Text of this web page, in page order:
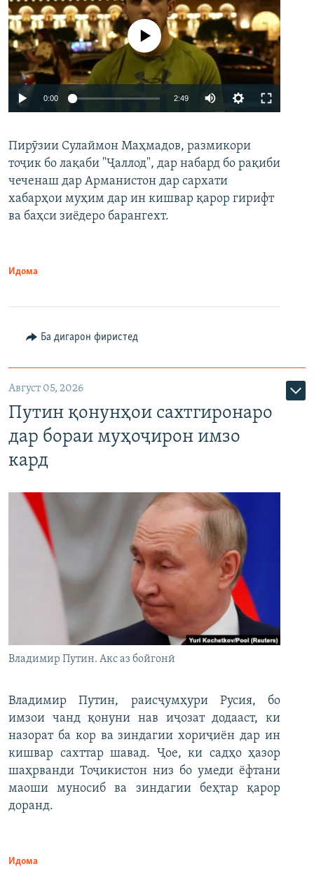
Auto 240p 360p 480p
720p 1080p
Феълан кор намекунад
0:00 2:49
360p
480p
Пирӯзии Сулаймон Маҳмадов, размикори
тоҷик бо лақаби "Ҷаллод", дар набард бо рақиби
чеченаш дар Арманистон дар сархати
хабарҳои муҳим дар ин кишвар қарор гирифт
ва баҳси зиёдеро барангехт.
Идома
Ба дигарон фиристед
Август 05, 2026
Путин қонунҳои сахтгиронаро
дар бораи муҳоҷирон имзо
кард
Владимир Путин. Акс аз бойгонӣ
Владимир Путин, раисҷумҳури Русия, бо
имзои чанд қонуни нав иҷозат додааст, ки
назорат ба кор ва зиндагии хориҷиён дар ин
кишвар сахттар шавад. Ҷое, ки садҳо ҳазор
шаҳрванди Тоҷикистон низ бо умеди ёфтани
маоши муносиб ва зиндагии беҳтар қарор
доранд.
Идома